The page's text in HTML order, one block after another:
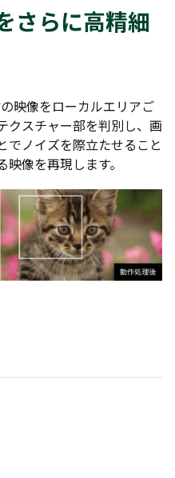
さらに高精細
映像をローカルエリアご
クスチャー部を判別し、画
でノイズを際立たせること
像を再現します。